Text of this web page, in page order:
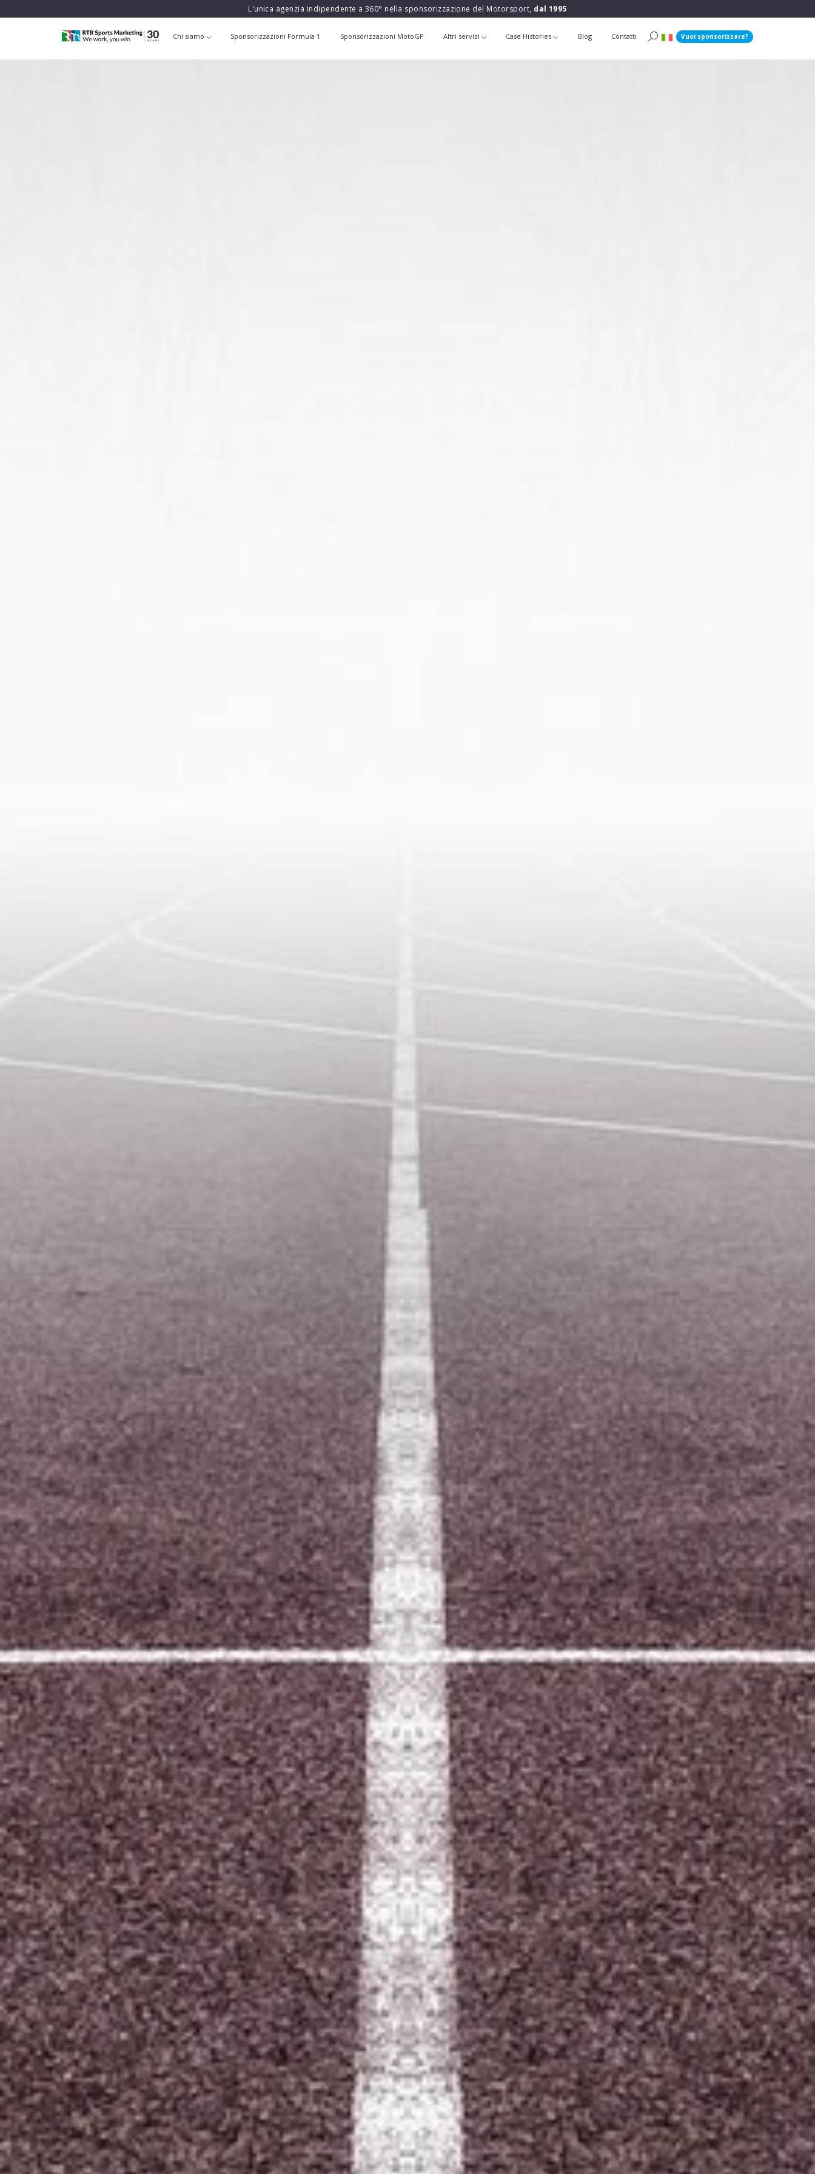
L'unica agenzia indipendente a 360° nella sponsorizzazione del Motorsport, dal 1995
Chi siamo Sponsorizzazioni Formula 1 Sponsorizzazioni MotoGP Altri servizi Case Histories Blog Contatti Vuoi sponsorizzare?